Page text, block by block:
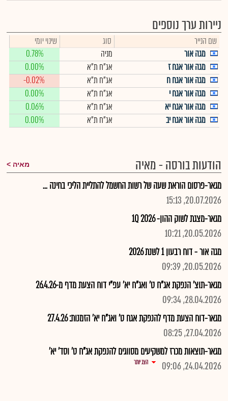
ניירות ערך נוספים
שם הנייר סוג
שינוי יומי
מגה אור
מניה
0.78%
מגה אור אגח ז
אג"ח ת"א
0.00%
מגה אור אגח ח
אג"ח ת"א
-0.02%
מגה אור אגח י
אג"ח ת"א
0.00%
מגה אור אגח יא
אג"ח ת"א
0.06%
מגה אור אגח יב
אג"ח ת"א 0.00%
הודעות בורסה - מאיה מאיה
מגאר-פרסום הוראת שעה של רשות החשמל להתליית הליכי בחינה ...
20.07.2026, 15:13
מגאר-מצגת לשוק ההון- 2026 1Q
20.05.2026, 10:21
מגה אור - דוח רבעון 1 לשנת 2026
20.05.2026, 09:39
מגאר-תוצ' הנפקת אג"ח ט' ואג"ח יא' עפ"י דוח הצעת מדף מ-26.4.26
28.04.2026, 09:34
מגאר-דוח הצעת מדף להנפקת אגח ט' ואג"ח יא' הזמנות: 27.4.26
27.04.2026, 08:25
מגאר-תוצאות מכרז למשקיעים מסווגים להנפקת אג"ח ט' וסד' יא'
24.04.2026, 09:06
הצג יותר